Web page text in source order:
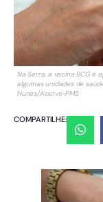
Na Serra, a vacina BCG é
algumas unidades de
Nunes/Acervo-PMS
COMPARTILHE: